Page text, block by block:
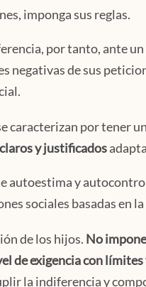
imponga sus reglas.
por tanto, ante
de sus
caracterizan por tener
y justificados
autoestima y
sociales basadas en
de los hijos. No
de exigencia con
la indiferencia y